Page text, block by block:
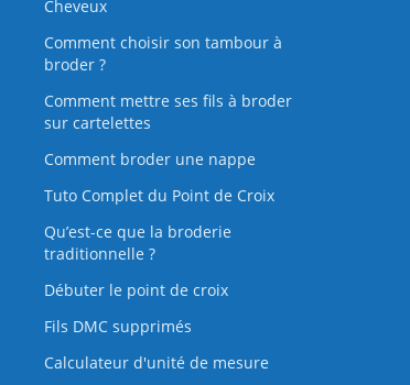
Cheveux
Comment choisir son tambour à
broder ?
Comment mettre ses fils à broder
sur cartelettes
Comment broder une nappe
Tuto Complet du Point de Croix
Qu’est-ce que la broderie
traditionnelle ?
Débuter le point de croix
Fils DMC supprimés
Calculateur d'unité de mesure